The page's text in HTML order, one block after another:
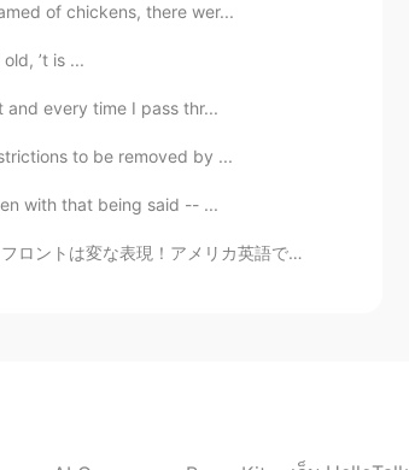
うことで是非、ディズニーのお
2020.05.21 11:16
of chickens, there wer...
’t is ...
and every time I pass thr...
to be removed by ...
with that being said -- ...
desk」と言うが、イギリス英語で「reception」と言...